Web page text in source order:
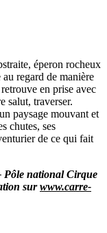
éperon rocheux
regard de manière
en prise avec
salut, traverser.
paysage mouvant et
chutes, ses
de ce qui fait
Pôle national Cirque
surwww.carre-